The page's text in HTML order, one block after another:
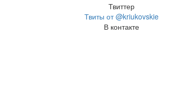
Твиттер
Твиты от @kriukovskie
В контакте